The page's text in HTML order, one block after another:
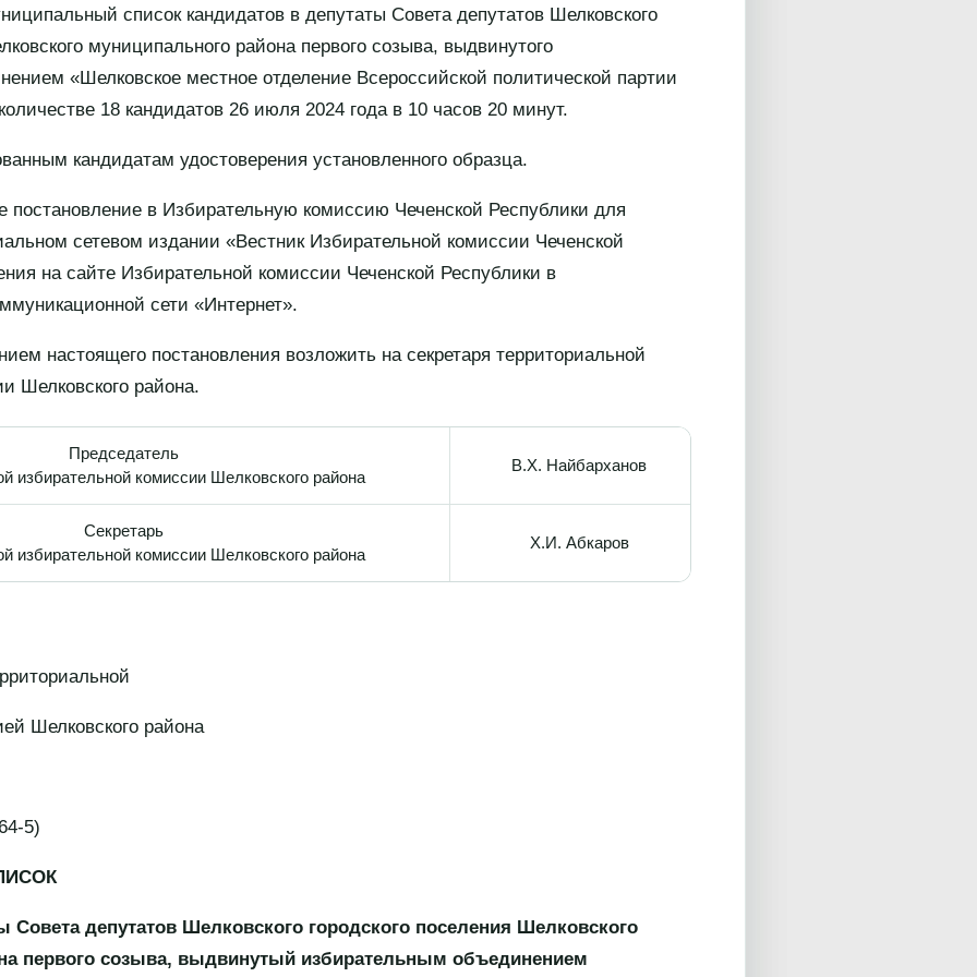
список кандидатов в депутаты Совета депутатов Шелковского
муниципального района первого созыва, выдвинутого
«Шелковское местное отделение Всероссийской политической партии
18 кандидатов 26 июля 2024 года в 10 часов 20 минут.
кандидатам удостоверения установленного образца.
постановление в Избирательную комиссию Чеченской Республики для
сетевом издании «Вестник Избирательной комиссии Чеченской
на сайте Избирательной комиссии Чеченской Республики в
сети «Интернет».
настоящего постановления возложить на секретаря территориальной
Шелковского района.
Председатель
избирательной комиссии Шелковского района
В.Х. Найбарханов
Секретарь
избирательной комиссии Шелковского района
Х.И. Абкаров
Шелковского района
5)
Совета депутатов Шелковского городского поселения Шелковского
первого созыва, выдвинутый избирательным объединением